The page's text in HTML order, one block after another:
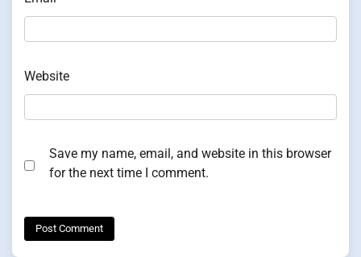
Website
Save my name, email, and website in this browser
for the next time I comment.